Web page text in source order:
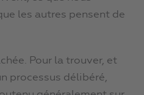
les autres pensent de
Pour la trouver, et
processus délibéré,